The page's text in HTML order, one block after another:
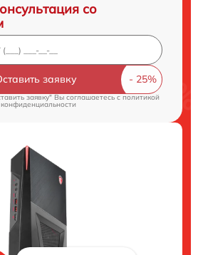
со
заявку
заявку" Вы соглашаетесь cполитикой
конфиденциальности